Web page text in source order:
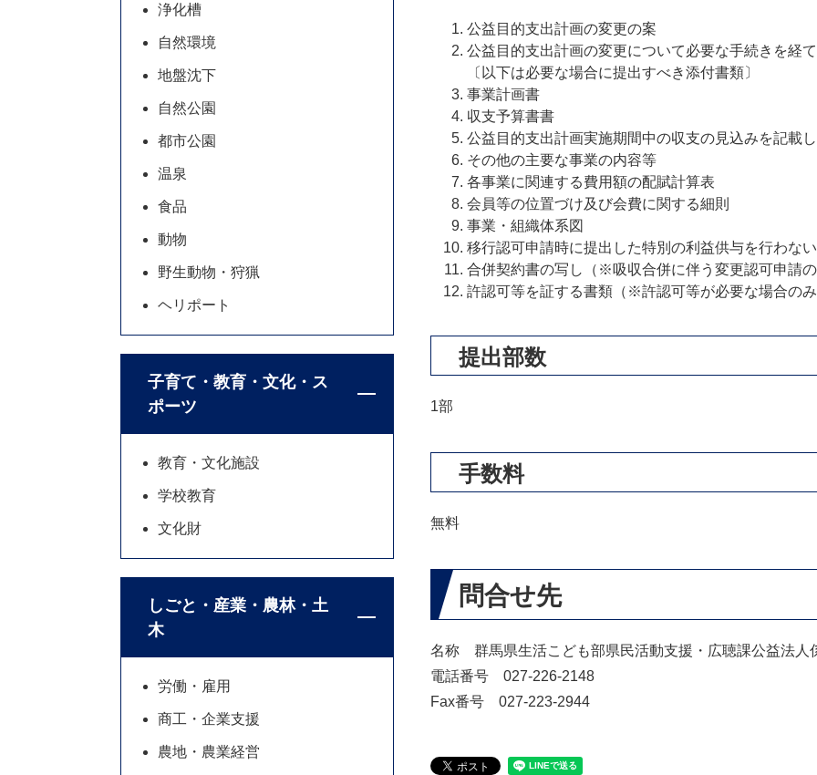
公益目的支出計画の変更の案
公益目的支出計画の変更について必要な手続きを経
〔以下は必要な場合に提出すべき添付書類〕
事業計画書
収支予算書書
公益目的支出計画実施期間中の収支の見込みを記載
その他の主要な事業の内容等
各事業に関連する費用額の配賦計算表
会員等の位置づけ及び会費に関する細則
事業・組織体系図
移行認可申請時に提出した特別の利益供与を行わな
合併契約書の写し（※吸収合併に伴う変更認可申請
許認可等を証する書類（※許認可等が必要な場合の
提出部数
1部
手数料
無料
問合せ先
名称 群馬県生活こども部県民活動支援・広聴課公益法人
電話番号 027-226-2148
Fax番号 027-223-2944
浄化槽
自然環境
地盤沈下
自然公園
都市公園
温泉
食品
動物
野生動物・狩猟
ヘリポート
子育て・教育・文化・ス
ポーツ
教育・文化施設
学校教育
文化財
しごと・産業・農林・土
木
労働・雇用
商工・企業支援
農地・農業経営